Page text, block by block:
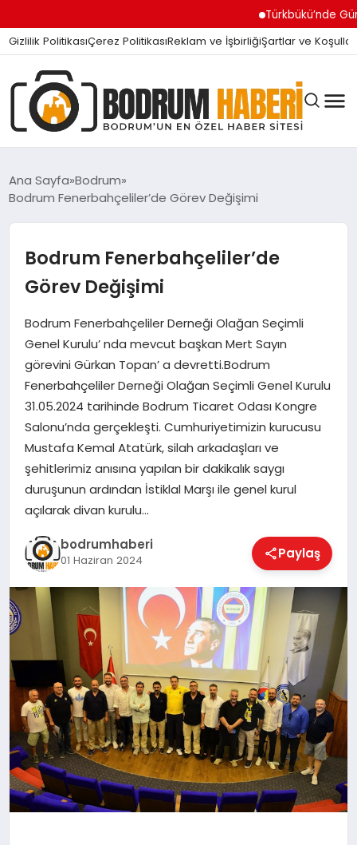
Türkbükü’nde Gündem
Gizlilik PolitikasıÇerez PolitikasıReklam ve İşbirliğiŞartlar ve Koşullar
BODRUM BODRUM
SIYASET
MAGAZIN
KÖŞE YAZILARI
YAŞAM
SPOR
MUĞLA
Ana Sayfa Bodrum
Bodrum Fenerbahçeliler’de Görev Değişimi
Bodrum Fenerbahçeliler’de
Görev Değişimi
Bodrum Fenerbahçeliler Derneği Olağan Seçimli
Genel Kurulu’ nda mevcut başkan Mert Sayın
görevini Gürkan Topan’ a devretti.Bodrum
Fenerbahçeliler Derneği Olağan Seçimli Genel Kurulu
31.05.2024 tarihinde Bodrum Ticaret Odası Kongre
Salonu’nda gerçekleşti. Cumhuriyetimizin kurucusu
Mustafa Kemal Atatürk, silah arkadaşları ve
şehitlerimiz anısına yapılan bir dakikalık saygı
duruşunun ardından İstiklal Marşı ile genel kurul
açılarak divan kurulu…
bodrumhaberi
01 Haziran 2024 Paylaş